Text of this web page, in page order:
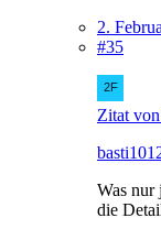
2.
#35
Zitat
Was nur
die